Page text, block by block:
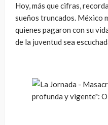
Hoy, más que cifras,
sueños truncados. México
quienes pagaron con su
de la juventud sea